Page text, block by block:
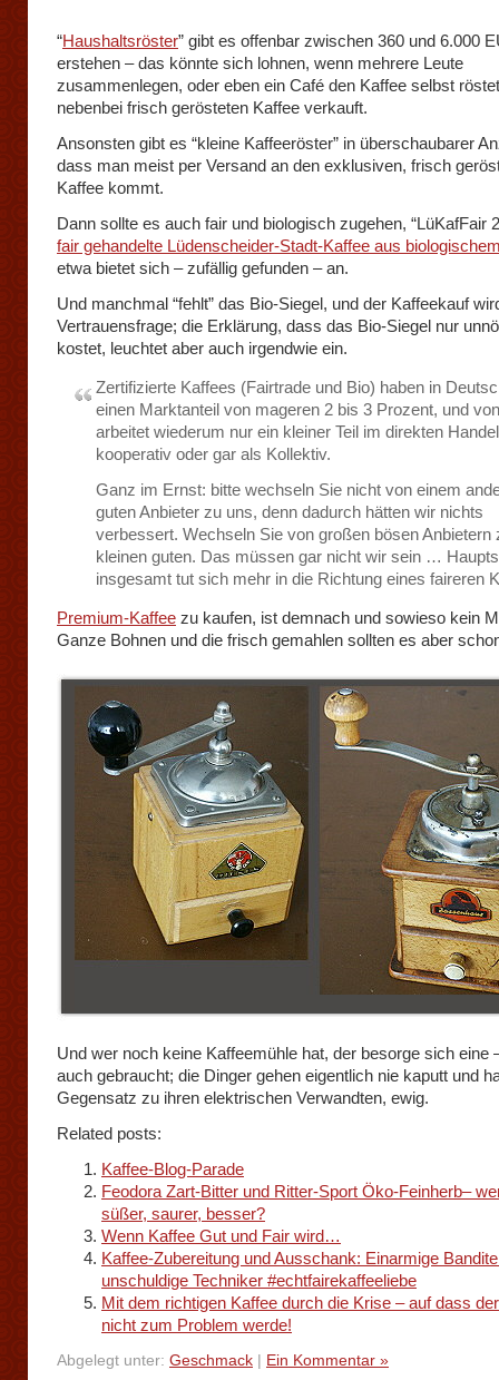
“Haushaltsröster” gibt es offenbar zwischen 360 und 6.000
erstehen – das könnte sich lohnen, wenn mehrere Leute
zusammenlegen, oder eben ein Café den Kaffee selbst
nebenbei frisch gerösteten Kaffee verkauft.
Ansonsten gibt es “kleine Kaffeeröster” in überschaubarer
dass man meist per Versand an den exklusiven, frisch
Kaffee kommt.
Dann sollte es auch fair und biologisch zugehen, “LüKafFair
fair gehandelte Lüdenscheider-Stadt-Kaffee aus
etwa bietet sich – zufällig gefunden – an.
Und manchmal “fehlt” das Bio-Siegel, und der Kaffeekauf
Vertrauensfrage; die Erklärung, dass das Bio-Siegel nur
kostet, leuchtet aber auch irgendwie ein.
Zertifizierte Kaffees (Fairtrade und Bio) haben in
einen Marktanteil von mageren 2 bis 3 Prozent, und
arbeitet wiederum nur ein kleiner Teil im direkten
kooperativ oder gar als Kollektiv.
Ganz im Ernst: bitte wechseln Sie nicht von einem
guten Anbieter zu uns, denn dadurch hätten wir nichts
verbessert. Wechseln Sie von großen bösen Anbietern
kleinen guten. Das müssen gar nicht wir sein …
insgesamt tut sich mehr in die Richtung eines faireren
Premium-Kaffee zu kaufen, ist demnach und sowieso kein
Ganze Bohnen und die frisch gemahlen sollten es aber
Und wer noch keine Kaffeemühle hat, der besorge sich eine
auch gebraucht; die Dinger gehen eigentlich nie kaputt und
Gegensatz zu ihren elektrischen Verwandten, ewig.
Related posts:
Kaffee-Blog-Parade
Feodora Zart-Bitter und Ritter-Sport Öko-Feinherb–
süßer, saurer, besser?
Wenn Kaffee Gut und Fair wird…
Kaffee-Zubereitung und Ausschank: Einarmige
unschuldige Techniker #echtfairekaffeeliebe
Mit dem richtigen Kaffee durch die Krise – auf dass
nicht zum Problem werde!
Abgelegt unter: Geschmack Ein Kommentar »